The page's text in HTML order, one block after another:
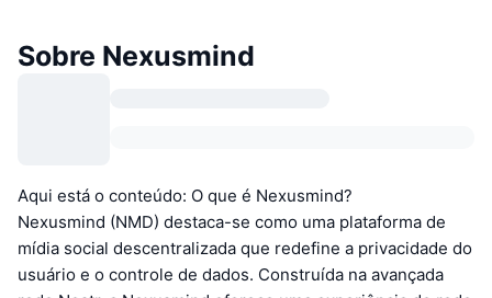
Sobre Nexusmind
Aqui está o conteúdo: O que é Nexusmind?
Nexusmind (NMD) destaca-se como uma plataforma de
mídia social descentralizada que redefine a privacidade do
usuário e o controle de dados. Construída na avançada